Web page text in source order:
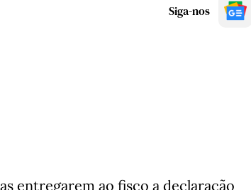
Siga-nos
entregarem ao fisco a declaração